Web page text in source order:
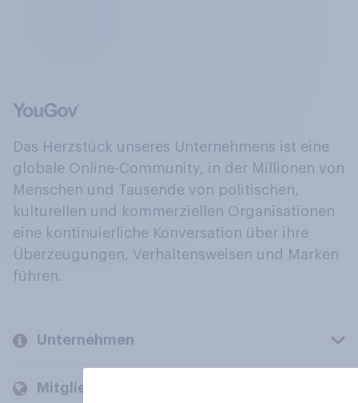
Das Herzstück unseres Unternehmens ist eine
globale Online-Community, in der Millionen von
Menschen und Tausende von politischen,
kulturellen und kommerziellen Organisationen
eine kontinuierliche Konversation über ihre
Überzeugungen, Verhaltensweisen und Marken
führen.
Unternehmen
Mitglieder und Kunden